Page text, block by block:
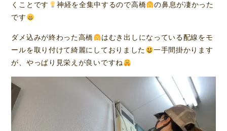
くことです
神経を全集中するので高橋
の鼻息が凄かった
です
ダメ込みが終わった高橋
はむき出しになっている配線をモ
ールを取り付けて綺麗にしておりました
一手間掛かります
が、やっぱり見栄えが良いですね